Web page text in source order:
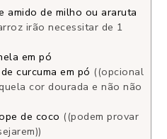
amido de milho ou araruta
irão necessitar de 1
em pó
de curcuma em pó ((opcional
cor dourada e não não
de coco ((podem provar